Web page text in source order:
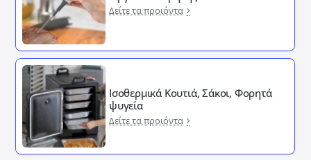
Δείτε τα προιόντα
Ισοθερμικά Κουτιά, Σάκοι, Φορητά
ψυγεία
Δείτε τα προιόντα